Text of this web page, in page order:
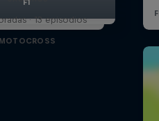
F1
· 13 episodios
MOTOCROSS